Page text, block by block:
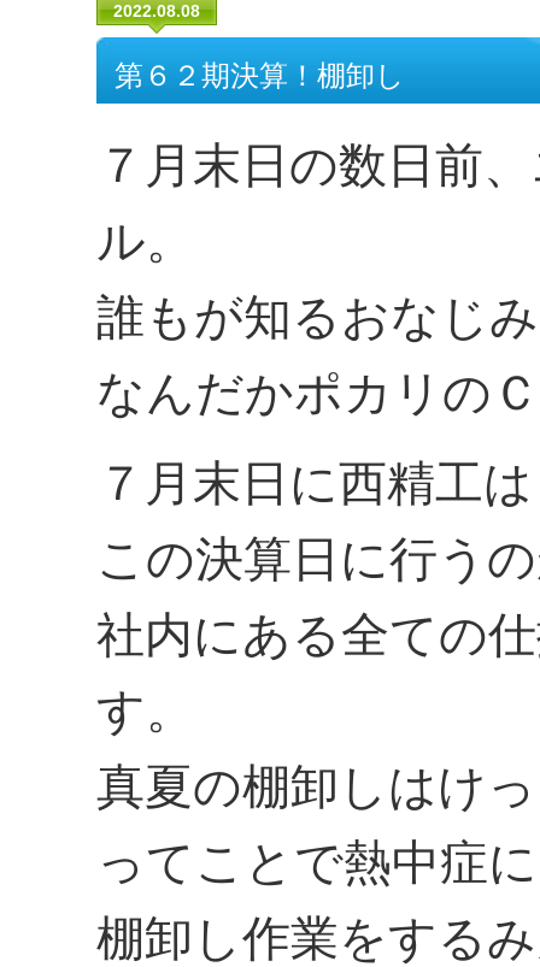
2022.08.08
第６２期決算！棚卸し
７月末日の数日前
ル。
誰もが知るおなじ
なんだかポカリの
７月末日に西精工
この決算日に行う
社内にある全ての
す。
真夏の棚卸しはけ
ってことで熱中症
棚卸し作業をする